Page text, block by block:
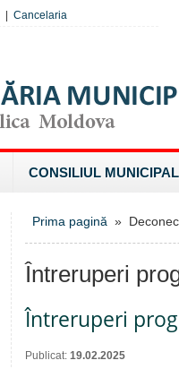
Cancelaria
CONSILIUL MUNICIPAL
Prima pagină »
Întreruperi
Întreruperi
Publicat: 19.02.2025